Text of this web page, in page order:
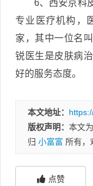
6、西安京科
专业医疗机构，
家，其中一位名
锐医生是皮肤病
好的服务态度。
本文地址：
版权声明： 本文
归 小富富 所有，
点赞